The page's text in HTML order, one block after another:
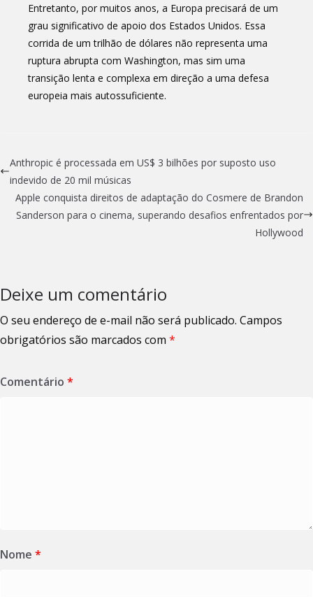
Entretanto, por muitos anos, a Europa precisará de um
grau significativo de apoio dos Estados Unidos. Essa
corrida de um trilhão de dólares não representa uma
ruptura abrupta com Washington, mas sim uma
transição lenta e complexa em direção a uma defesa
europeia mais autossuficiente.
Anthropic é processada em US$ 3 bilhões por suposto uso
indevido de 20 mil músicas
Apple conquista direitos de adaptação do Cosmere de Brandon
Sanderson para o cinema, superando desafios enfrentados por
Hollywood
Deixe um comentário
O seu endereço de e-mail não será publicado. Campos
obrigatórios são marcados com *
Comentário *
Nome *